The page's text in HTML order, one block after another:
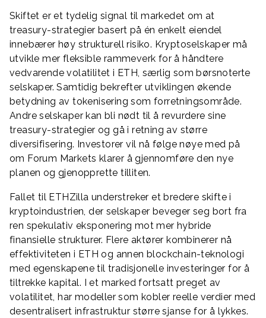
Skiftet er et tydelig signal til markedet om at
treasury-strategier basert på én enkelt eiendel
innebærer høy strukturell risiko. Kryptoselskaper må
utvikle mer fleksible rammeverk for å håndtere
vedvarende volatilitet i ETH, særlig som børsnoterte
selskaper. Samtidig bekrefter utviklingen økende
betydning av tokenisering som forretningsområde.
Andre selskaper kan bli nødt til å revurdere sine
treasury-strategier og gå i retning av større
diversifisering. Investorer vil nå følge nøye med på
om Forum Markets klarer å gjennomføre den nye
planen og gjenopprette tilliten.
Fallet til ETHZilla understreker et bredere skifte i
kryptoindustrien, der selskaper beveger seg bort fra
ren spekulativ eksponering mot mer hybride
finansielle strukturer. Flere aktører kombinerer nå
effektiviteten i ETH og annen blockchain-teknologi
med egenskapene til tradisjonelle investeringer for å
tiltrekke kapital. I et marked fortsatt preget av
volatilitet, har modeller som kobler reelle verdier med
desentralisert infrastruktur større sjanse for å lykkes.